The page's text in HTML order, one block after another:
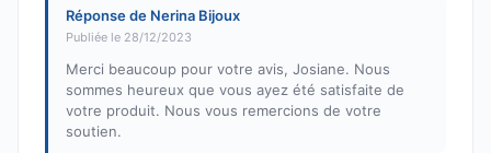
Réponse de Nerina Bijoux
Publiée le 28/12/2023
Merci beaucoup pour votre avis, Josiane. Nous
sommes heureux que vous ayez été satisfaite de
votre produit. Nous vous remercions de votre
soutien.